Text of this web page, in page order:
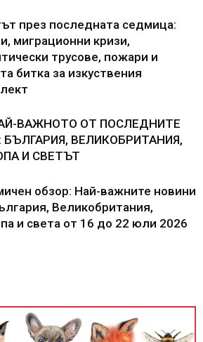
през последната седмица:
миграционни кризи,
трусове, пожари и
битка за изкуствения
ВАЖНОТО ОТ ПОСЛЕДНИТЕ
БЪЛГАРИЯ, ВЕЛИКОБРИТАНИЯ,
И СВЕТЪТ
обзор: Най-важните новини
Великобритания,
и света от 16 до 22 юли 2026